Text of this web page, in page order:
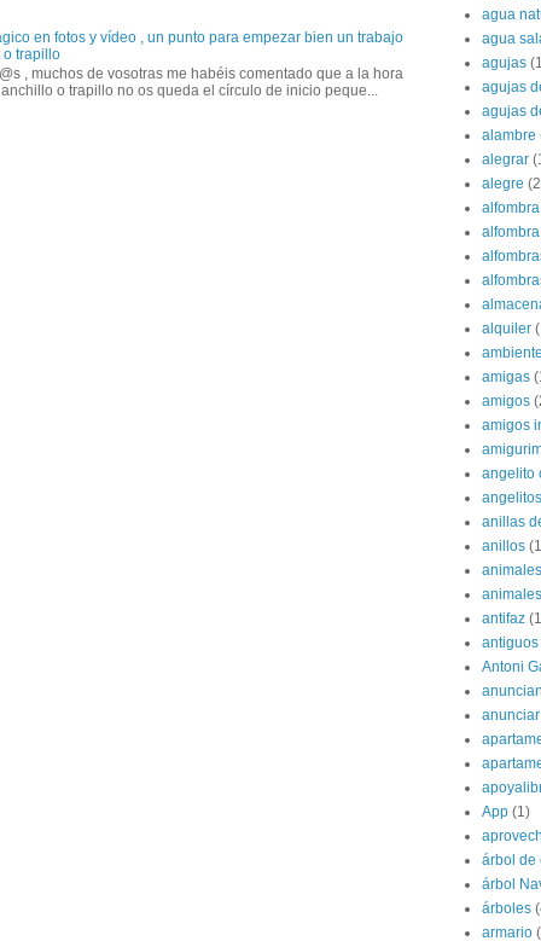
en fotos y vídeo , un punto para empezar bien un trabajo
o trapillo
, muchos de vosotras me habéis comentado que a la hora
o trapillo no os queda el círculo de inicio peque...
agua
agua
agujas
agujas
agujas
alambre
alegrar
alegre
alfombra
alquiler
amigas
amigos
amigos
angelito
angelitos
anillas
anillos
animales
antifaz
antiguos
Antoni
App (1)
árbol de
árbol
árboles
armario